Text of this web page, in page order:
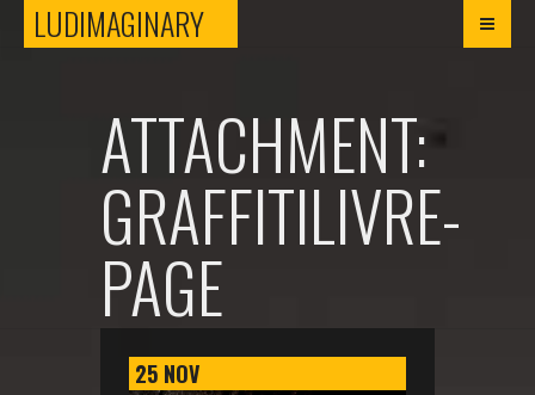
LUDIMAGINARYLUDIMAGINARY
ATTACHMENT:
GRAFFITILIVRE-
PAGE
25 NOV